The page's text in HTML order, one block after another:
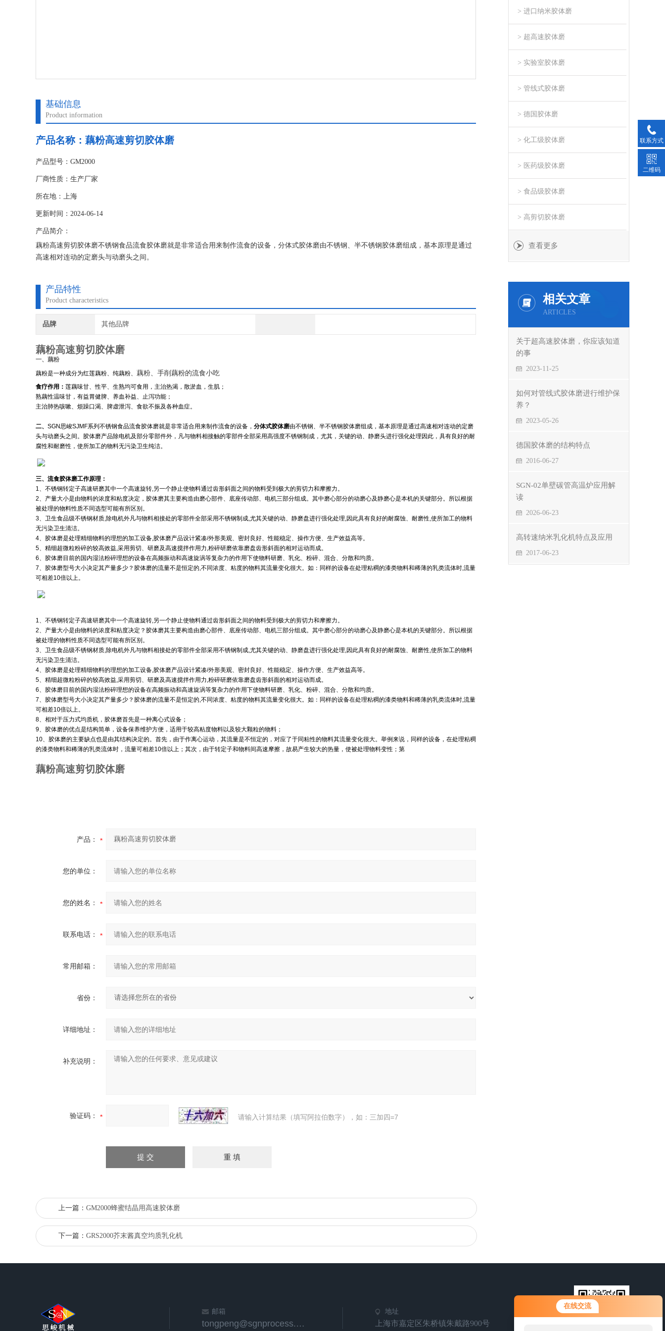
在线交流
基础信息
Product information
产品名称：藕粉高速剪切胶体磨
产品型号：GM2000
厂商性质：生产厂家
所在地：上海
更新时间：2024-06-14
产品简介：
藕粉高速剪切胶体磨不锈钢食品流食胶体磨就是非常适合用来制作流食的设备，分体式胶体磨由不锈钢、半不锈钢胶体磨组成，基本原理是通过
高速相对连动的定磨头与动磨头之间。
产品特性
Product characteristics
品牌 其他品牌
藕粉高速剪切胶体磨
一、藕粉
藕粉是一种成分为红莲藕粉、纯藕粉、 藕粉、手削藕粉的流食小吃
食疗作用： 莲藕味甘、性平、生熟均可食用，主治热渴，散淤血，生肌；
熟藕性温味甘，有益胃健脾、养血补益、止泻功能；
主治肺热咳嗽、烦躁口渴、脾虚泄泻、食欲不振及各种血症。
二、 SGN思峻SJMF系列不锈钢食品流食胶体磨就是非常适合用来制作流食的设备， 分体式胶体磨由不锈钢、半不锈钢胶体磨组成，基本原理是通过高速相对连动的定磨
头与动磨头之间。胶体磨产品除电机及部分零部件外，凡与物料相接触的零部件全部采用高强度不锈钢制成，尤其，关键的动、静磨头进行强化处理因此，具有良好的耐
腐性和耐磨性，使所加工的物料无污染卫生纯洁。
三、流食胶体磨工作原理：
1、不锈钢转定子高速研磨其中一个高速旋转,另一个静止使物料通过齿形斜面之间的物料受到极大的剪切力和摩擦力。
2、产量大小是由物料的浓度和粘度决定，胶体磨其主要构造由磨心部件、底座传动部、电机三部分组成。其中磨心部分的动磨心及静磨心是本机的关键部分。所以根据
被处理的物料性质不同选型可能有所区别。
3、卫生食品级不锈钢材质,除电机外凡与物料相接处的零部件全部采用不锈钢制成,尤其关键的动、静磨盘进行强化处理,因此具有良好的耐腐蚀、耐磨性,使所加工的物料
无污染卫生清洁。
4、胶体磨是处理精细物料的理想的加工设备,胶体磨产品设计紧凑/外形美观、密封良好、性能稳定、操作方便、生产效益高等。
5、精细超微粒粉碎的较高效益,采用剪切、研磨及高速搅拌作用力,粉碎研磨依靠磨盘齿形斜面的相对运动而成。
6、胶体磨目前的国内湿法粉碎理想的设备在高频振动和高速旋涡等复杂力的作用下使物料研磨、乳化、粉碎、混合、分散和均质。
7、胶体磨型号大小决定其产量多少？胶体磨的流量不是恒定的,不同浓度、粘度的物料其流量变化很大。如：同样的设备在处理粘稠的漆类物料和稀薄的乳类流体时,流量
可相差10倍以上。
1、不锈钢转定子高速研磨其中一个高速旋转,另一个静止使物料通过齿形斜面之间的物料受到极大的剪切力和摩擦力。
2、产量大小是由物料的浓度和粘度决定？胶体磨其主要构造由磨心部件、底座传动部、电机三部分组成。其中磨心部分的动磨心及静磨心是本机的关键部分。所以根据
被处理的物料性质不同选型可能有所区别。
3、卫生食品级不锈钢材质,除电机外凡与物料相接处的零部件全部采用不锈钢制成,尤其关键的动、静磨盘进行强化处理,因此具有良好的耐腐蚀、耐磨性,使所加工的物料
无污染卫生清洁。
4、胶体磨是处理精细物料的理想的加工设备,胶体磨产品设计紧凑/外形美观、密封良好、性能稳定、操作方便、生产效益高等。
5、精细超微粒粉碎的较高效益,采用剪切、研磨及高速搅拌作用力,粉碎研磨依靠磨盘齿形斜面的相对运动而成。
6、胶体磨目前的国内湿法粉碎理想的设备在高频振动和高速旋涡等复杂力的作用下使物料研磨、乳化、粉碎、混合、分散和均质。
7、胶体磨型号大小决定其产量多少？胶体磨的流量不是恒定的,不同浓度、粘度的物料其流量变化很大。如：同样的设备在处理粘稠的漆类物料和稀薄的乳类流体时,流量
可相差10倍以上。
8、相对于压力式均质机，胶体磨首先是一种离心式设备；
9、胶体磨的优点是结构简单，设备保养维护方便，适用于较高粘度物料以及较大颗粒的物料；
10、胶体磨的主要缺点也是由其结构决定的。首先，由于作离心运动，其流量是不恒定的，对应了于同粘性的物料其流量变化很大。举例来说，同样的设备，在处理粘稠
的漆类物料和稀薄的乳类流体时，流量可相差10倍以上；其次，由于转定子和物料间高速摩擦，故易产生较大的热量，使被处理物料变性；第
藕粉高速剪切胶体磨
产品：
您的单位：
您的姓名：
联系电话：
常用邮箱：
省份：
详细地址：
补充说明：
验证码： 请输入计算结果（填写阿拉伯数字），如：三加四=7
上一篇： GM2000蜂蜜结晶用高速胶体磨
下一篇： GRS2000芥末酱真空均质乳化机
> 进口纳米胶体磨
> 超高速胶体磨
> 实验室胶体磨
> 管线式胶体磨
> 德国胶体磨
> 化工级胶体磨
> 医药级胶体磨
> 食品级胶体磨
> 高剪切胶体磨
查看更多
相关文章
ARTICLES
关于超高速胶体磨，你应该知道
的事
2023-11-25
如何对管线式胶体磨进行维护保
养？
2023-05-26
德国胶体磨的结构特点
2016-06-27
SGN-02单壁碳管高温炉应用解
读
2026-06-23
高转速纳米乳化机特点及应用
2017-06-23
邮箱
tongpeng@sgnprocess.com
地址
上海市嘉定区朱桥镇朱戴路900号
联系方式
二维码